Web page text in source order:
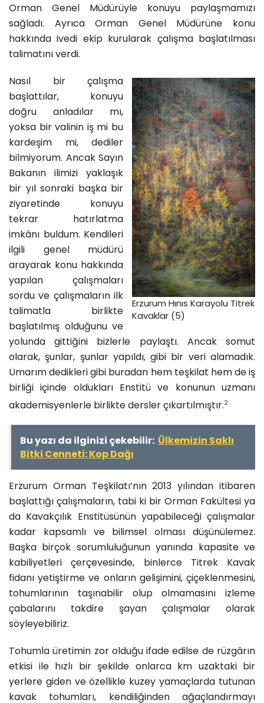
Orman Genel Müdürüyle konuyu paylaşmamızı
sağladı. Ayrıca Orman Genel Müdürüne konu
hakkında ivedi ekip kurularak çalışma başlatılması
talimatını verdi.
Erzurum Hınıs Karayolu Titrek
Kavaklar (5)
Nasıl bir çalışma
başlattılar, konuyu
doğru anladılar mı,
yoksa bir valinin iş mi bu
kardeşim mi, dediler
bilmiyorum. Ancak Sayın
Bakanın ilimizi yaklaşık
bir yıl sonraki başka bir
ziyaretinde konuyu
tekrar hatırlatma
imkânı buldum. Kendileri
ilgili genel müdürü
arayarak konu hakkında
yapılan çalışmaları
sordu ve çalışmaların ilk
talimatla birlikte
başlatılmış olduğunu ve
yolunda gittiğini bizlerle paylaştı. Ancak somut
olarak, şunlar, şunlar yapıldı, gibi bir veri alamadık.
Umarım dedikleri gibi buradan hem teşkilat hem de iş
birliği içinde oldukları Enstitü ve konunun uzmanı
akademisyenlerle birlikte dersler çıkartılmıştır.2
Bu yazı da ilginizi çekebilir: Ülkemizin Saklı
Bitki Cenneti: Kop Dağı
Erzurum Orman Teşkilatı’nın 2013 yılından itibaren
başlattığı çalışmaların, tabi ki bir Orman Fakültesi ya
da Kavakçılık Enstitüsünün yapabileceği çalışmalar
kadar kapsamlı ve bilimsel olması düşünülemez.
Başka birçok sorumluluğunun yanında kapasite ve
kabiliyetleri çerçevesinde, binlerce Titrek Kavak
fidanı yetiştirme ve onların gelişimini, çiçeklenmesini,
tohumlarının taşınabilir olup olmamasını izleme
çabalarını takdire şayan çalışmalar olarak
söyleyebiliriz.
Tohumla üretimin zor olduğu ifade edilse de rüzgârın
etkisi ile hızlı bir şekilde onlarca km uzaktaki bir
yerlere giden ve özellikle kuzey yamaçlarda tutunan
kavak tohumları, kendiliğinden ağaçlandırmayı